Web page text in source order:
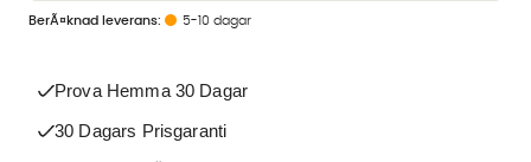
5-10 dagar
Prova Hemma 30 Dagar
30 Dagars Prisgaranti